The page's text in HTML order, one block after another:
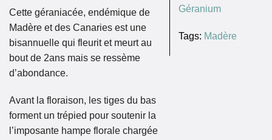
Cette géraniacée, endémique de
Madère et des Canaries est une
bisannuelle qui fleurit et meurt au
bout de 2ans mais se ressème
d’abondance.
Avant la floraison, les tiges du bas
forment un trépied pour soutenir la
l’imposante hampe florale chargée
Géranium
Tags: Madère